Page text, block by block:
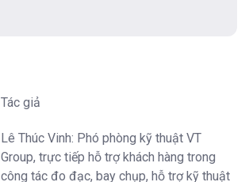
Tác giả
Lê Thúc Vinh: Phó phòng kỹ thuật VT
Group, trực tiếp hỗ trợ khách hàng trong
công tác đo đạc, bay chụp, hỗ trợ kỹ thuật